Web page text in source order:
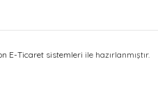
E-Ticaret sistemleri ile hazırlanmıştır.